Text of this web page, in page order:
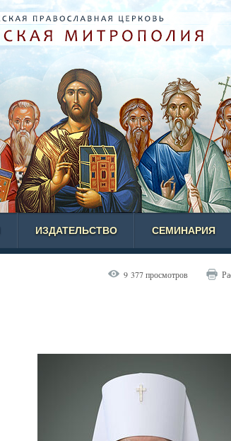
ИЗДАТЕЛЬСТВО СЕМИНАРИЯ
9 377 просмотров